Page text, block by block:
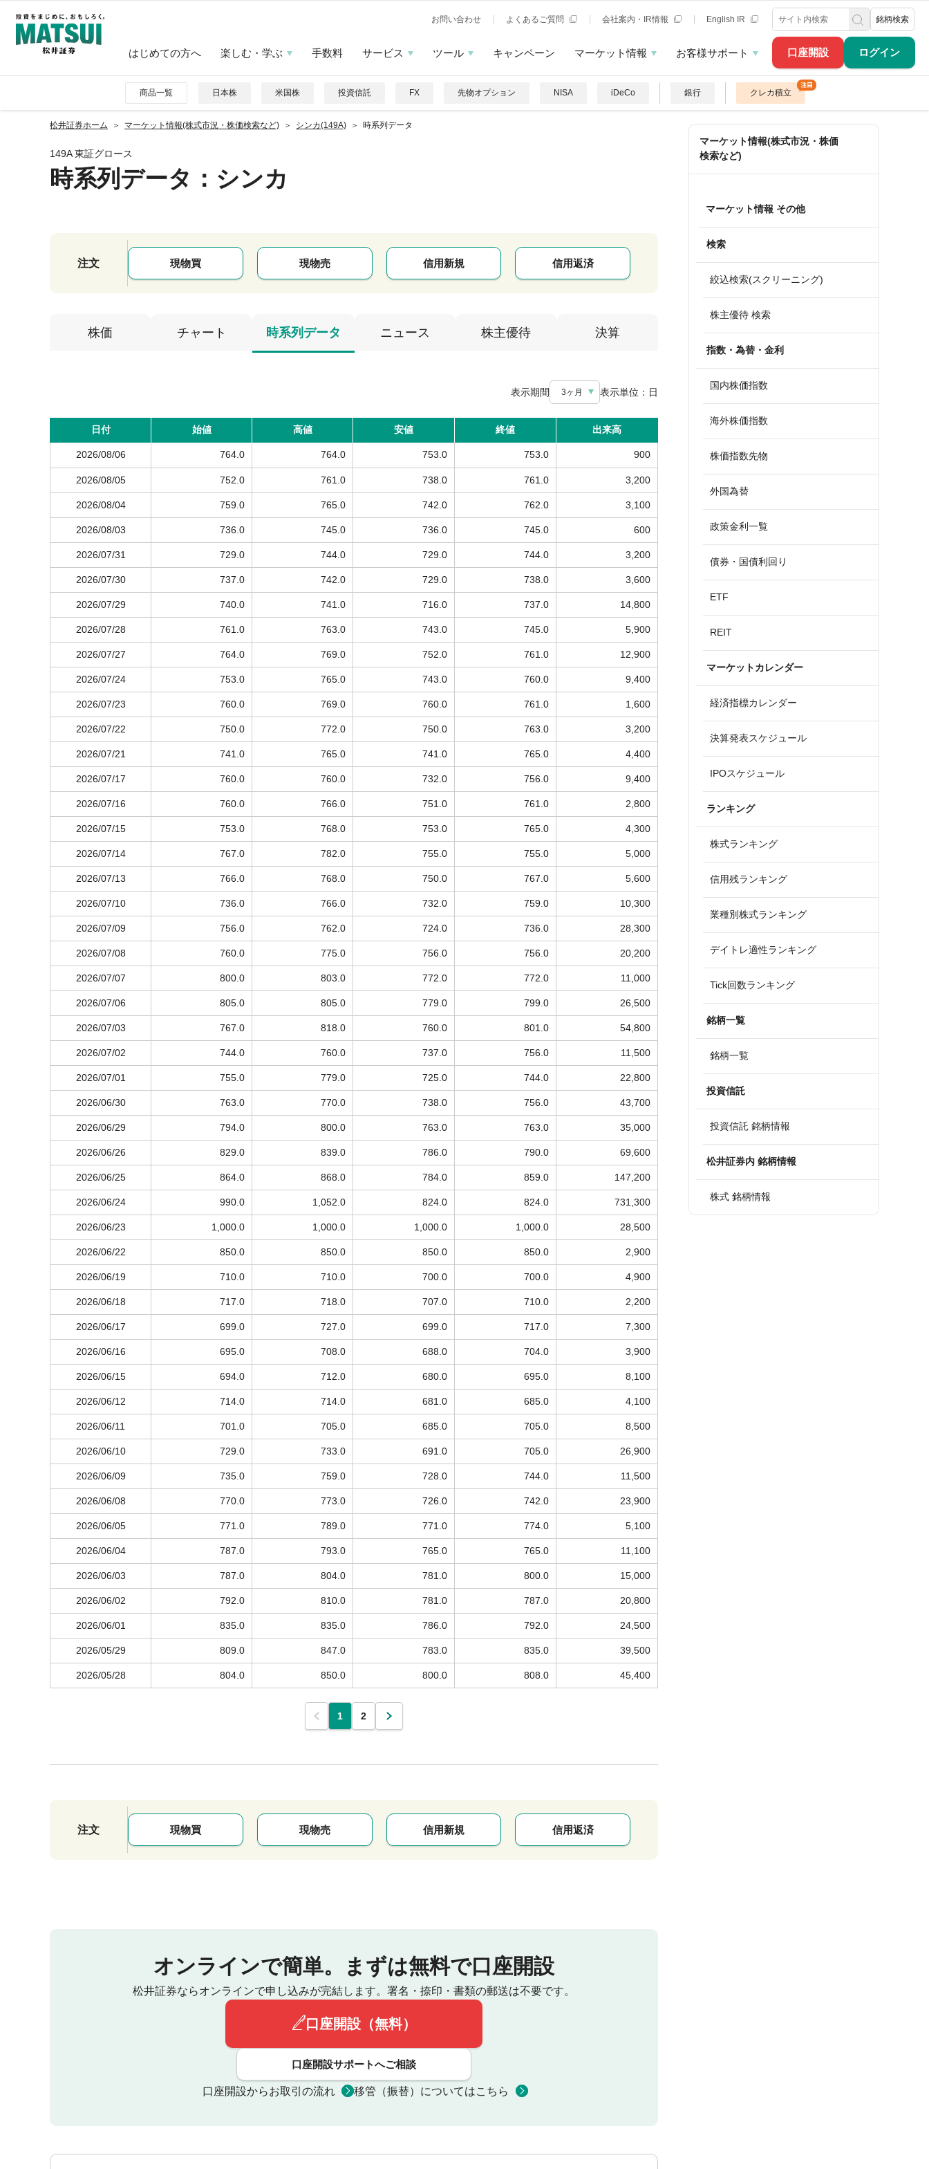
口座開設 ログイン
お問い合わせ よくあるご質問 会社案内・IR情報 English IR 銘柄検索
はじめての方へ 楽しむ・学ぶ 手数料 サービス ツール キャンペーン マーケット情報 お客様サポート
商品一覧 日本株 米国株 投資信託 FX 先物オプション NISA iDeCo 銀行 クレカ積立
松井証券ホーム マーケット情報(株式市況・株価検索など) シンカ(149A) 時系列データ
149A 東証グロース
時系列データ ：シンカ
注文 現物買 現物売 信用新規 信用返済
株価 チャート 時系列データ ニュース 株主優待 決算
表示期間 3ヶ月 表示単位： 日
日付 始値 高値 安値 終値 出来高
2026/08/06 764.0 764.0 753.0 753.0 900
2026/08/05 752.0 761.0 738.0 761.0 3,200
2026/08/04 759.0 765.0 742.0 762.0 3,100
2026/08/03 736.0 745.0 736.0 745.0 600
2026/07/31 729.0 744.0 729.0 744.0 3,200
2026/07/30 737.0 742.0 729.0 738.0 3,600
2026/07/29 740.0 741.0 716.0 737.0 14,800
2026/07/28 761.0 763.0 743.0 745.0 5,900
2026/07/27 764.0 769.0 752.0 761.0 12,900
2026/07/24 753.0 765.0 743.0 760.0 9,400
2026/07/23 760.0 769.0 760.0 761.0 1,600
2026/07/22 750.0 772.0 750.0 763.0 3,200
2026/07/21 741.0 765.0 741.0 765.0 4,400
2026/07/17 760.0 760.0 732.0 756.0 9,400
2026/07/16 760.0 766.0 751.0 761.0 2,800
2026/07/15 753.0 768.0 753.0 765.0 4,300
2026/07/14 767.0 782.0 755.0 755.0 5,000
2026/07/13 766.0 768.0 750.0 767.0 5,600
2026/07/10 736.0 766.0 732.0 759.0 10,300
2026/07/09 756.0 762.0 724.0 736.0 28,300
2026/07/08 760.0 775.0 756.0 756.0 20,200
2026/07/07 800.0 803.0 772.0 772.0 11,000
2026/07/06 805.0 805.0 779.0 799.0 26,500
2026/07/03 767.0 818.0 760.0 801.0 54,800
2026/07/02 744.0 760.0 737.0 756.0 11,500
2026/07/01 755.0 779.0 725.0 744.0 22,800
2026/06/30 763.0 770.0 738.0 756.0 43,700
2026/06/29 794.0 800.0 763.0 763.0 35,000
2026/06/26 829.0 839.0 786.0 790.0 69,600
2026/06/25 864.0 868.0 784.0 859.0 147,200
2026/06/24 990.0 1,052.0 824.0 824.0 731,300
2026/06/23 1,000.0 1,000.0 1,000.0 1,000.0 28,500
2026/06/22 850.0 850.0 850.0 850.0 2,900
2026/06/19 710.0 710.0 700.0 700.0 4,900
2026/06/18 717.0 718.0 707.0 710.0 2,200
2026/06/17 699.0 727.0 699.0 717.0 7,300
2026/06/16 695.0 708.0 688.0 704.0 3,900
2026/06/15 694.0 712.0 680.0 695.0 8,100
2026/06/12 714.0 714.0 681.0 685.0 4,100
2026/06/11 701.0 705.0 685.0 705.0 8,500
2026/06/10 729.0 733.0 691.0 705.0 26,900
2026/06/09 735.0 759.0 728.0 744.0 11,500
2026/06/08 770.0 773.0 726.0 742.0 23,900
2026/06/05 771.0 789.0 771.0 774.0 5,100
2026/06/04 787.0 793.0 765.0 765.0 11,100
2026/06/03 787.0 804.0 781.0 800.0 15,000
2026/06/02 792.0 810.0 781.0 787.0 20,800
2026/06/01 835.0 835.0 786.0 792.0 24,500
2026/05/29 809.0 847.0 783.0 835.0 39,500
2026/05/28 804.0 850.0 800.0 808.0 45,400
1 2
注文 現物買 現物売 信用新規 信用返済
オンラインで簡単。 まずは無料で口座開設
松井証券ならオンラインで申し込みが完結します。 署名・捺印・書類の郵送は不要です。
口座開設（無料）
口座開設サポートへご相談
口座開設からお取引の流れ 移管（振替）についてはこちら
マーケット情報(株式市況・株価
検索など)
マーケット情報 その他
検索
絞込検索(スクリーニング)
株主優待 検索
指数・為替・金利
国内株価指数
海外株価指数
株価指数先物
外国為替
政策金利一覧
債券・国債利回り
ETF
REIT
マーケットカレンダー
経済指標カレンダー
決算発表スケジュール
IPOスケジュール
ランキング
株式ランキング
信用残ランキング
業種別株式ランキング
デイトレ適性ランキング
Tick回数ランキング
銘柄一覧
銘柄一覧
投資信託
投資信託 銘柄情報
松井証券内 銘柄情報
株式 銘柄情報